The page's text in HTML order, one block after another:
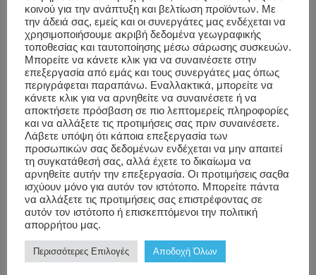
opportunities to do what employees do best,
and feeling cared about at work. Employee
engagement began to fall in 2021, the same
year the “great resignation” was coined as […]
Workwell
Blog,Company
Culture,Employee
Health,Employee
Recognition ,
Employee
Wellbeing,For us
The WorkForce
Human Resource,
Performance and
Company
Culture,
corporate
wellness,
employee
performance
productivity
κοινού για την ανάπτυξη και βελτίωση προϊόντων. Με
την άδειά σας, εμείς και οι συνεργάτες μας ενδέχεται να
χρησιμοποιήσουμε ακριβή δεδομένα γεωγραφικής
τοποθεσίας και ταυτοποίησης μέσω σάρωσης συσκευών.
Μπορείτε να κάνετε κλικ για να συναινέσετε στην
επεξεργασία από εμάς και τους συνεργάτες μας όπως
περιγράφεται παραπάνω. Εναλλακτικά, μπορείτε να
κάνετε κλικ για να αρνηθείτε να συναινέσετε ή να
αποκτήσετε πρόσβαση σε πιο λεπτομερείς πληροφορίες
και να αλλάξετε τις προτιμήσεις σας πριν συναινέσετε.
Λάβετε υπόψη ότι κάποια επεξεργασία των
προσωπικών σας δεδομένων ενδέχεται να μην απαιτεί
τη συγκατάθεσή σας, αλλά έχετε το δικαίωμα να
αρνηθείτε αυτήν την επεξεργασία. Οι προτιμήσεις σαςθα
ισχύουν μόνο για αυτόν τον ιστότοπο. Μπορείτε πάντα
να αλλάξετε τις προτιμήσεις σας επιστρέφοντας σε
αυτόν τον ιστότοπο ή επισκεπτόμενοι την πολιτική
απορρήτου μας.
Περισσότερες Επιλογές Αποδοχή Όλων